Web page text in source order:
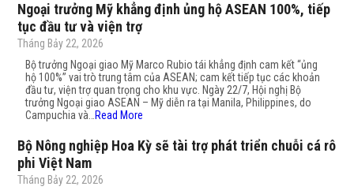
Ngoại trưởng Mỹ khẳng định ủng hộ ASEAN 100%, tiếp
tục đầu tư và viện trợ
Tháng Bảy 22, 2026
Bộ trưởng Ngoại giao Mỹ Marco Rubio tái khẳng định cam kết “ủng
hộ 100%” vai trò trung tâm của ASEAN; cam kết tiếp tục các khoản
đầu tư, viện trợ quan trọng cho khu vực. Ngày 22/7, Hội nghị Bộ
trưởng Ngoại giao ASEAN – Mỹ diễn ra tại Manila, Philippines, do
Campuchia và… Read More
Bộ Nông nghiệp Hoa Kỳ sẽ tài trợ phát triển chuỗi cá rô
phi Việt Nam
Tháng Bảy 22, 2026